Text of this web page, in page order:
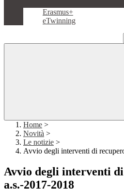
Erasmus+
eTwinning
Home >
Novità >
Le notizie >
Avvio degli interventi di
Avvio degli interventi
a.s.-2017-2018